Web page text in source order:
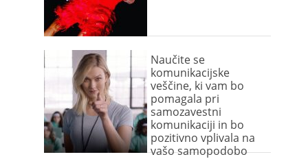
Naučite se
komunikacijske
veščine, ki vam bo
pomagala pri
samozavestni
komunikaciji in bo
pozitivno vplivala na
vašo samopodobo